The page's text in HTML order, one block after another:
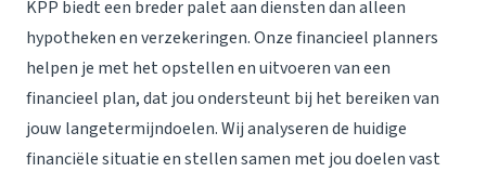
KPP biedt een breder palet aan diensten dan alleen
hypotheken en verzekeringen. Onze financieel planners
helpen je met het opstellen en uitvoeren van een
financieel plan, dat jou ondersteunt bij het bereiken van
jouw langetermijndoelen. Wij analyseren de huidige
financiële situatie en stellen samen met jou doelen vast